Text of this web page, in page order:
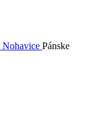
Nohavice Pánske